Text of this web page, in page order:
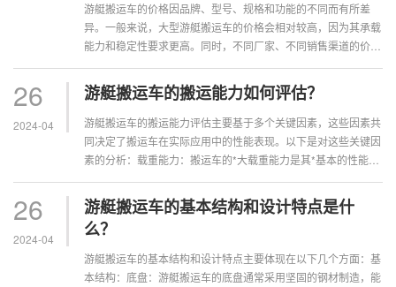
游艇搬运车的价格因品牌、型号、规格和功能的不同而有所差
异。一般来说，大型游艇搬运车的价格会相对较高，因为其承载
能力和稳定性要求更高。同时，不同厂家、不同销售渠道的价格
26
2024-04
游艇搬运车的搬运能力如何评估？
游艇搬运车的搬运能力评估主要基于多个关键因素，这些因素共
同决定了搬运车在实际应用中的性能表现。以下是对这些关键因
素的分析：载重能力：搬运车的*大载重能力是其*基本的性能参
26
2024-04
游艇搬运车的基本结构和设计特点是什
么？
游艇搬运车的基本结构和设计特点主要体现在以下几个方面：基
本结构：底盘：游艇搬运车的底盘通常采用坚固的钢材制造，能